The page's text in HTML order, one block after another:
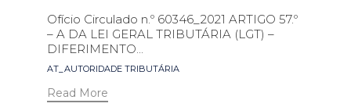
Ofício Circulado n.º 60346_2021 ARTIGO 57.º
– A DA LEI GERAL TRIBUTÁRIA (LGT) –
DIFERIMENTO...
Tags
AT_AUTORIDADE TRIBUTÁRIA
Read More